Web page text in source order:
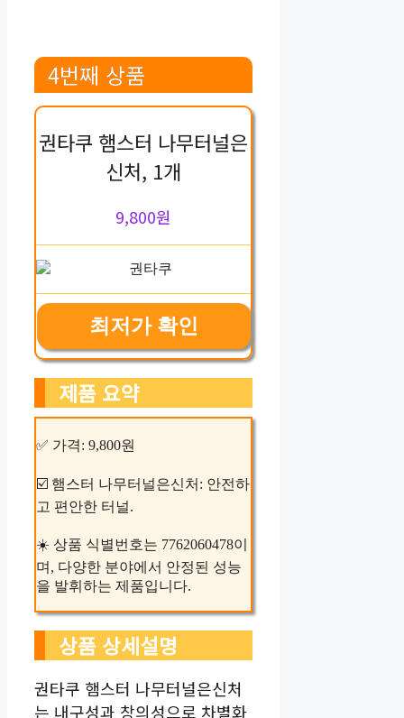
4번째 상품
권타쿠 햄스터 나무터널은
신처, 1개
9,800원
최저가 확인
제품 요약
✅ 가격: 9,800원
☑️ 햄스터 나무터널은신처: 안전하
고 편안한 터널.
☀️ 상품 식별번호는 7762060478이
며, 다양한 분야에서 안정된 성능
을 발휘하는 제품입니다.
상품 상세설명
권타쿠 햄스터 나무터널은신처
는 내구성과 창의성으로 차별화